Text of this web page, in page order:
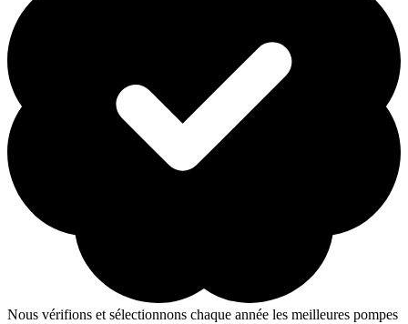
Nous vérifions et sélectionnons chaque année les meilleures pompes